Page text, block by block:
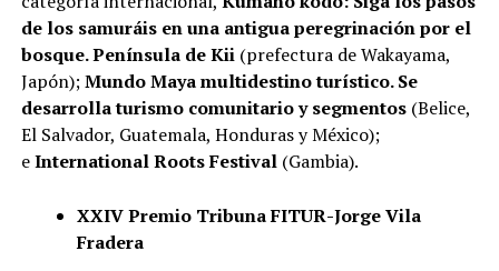
de los samuráis en una antigua peregrinación por el
bosque. Península de Kii(prefectura de Wakayama,
Japón);Mundo Maya multidestino turístico. Se
desarrolla turismo comunitario y segmentos(Belice,
El Salvador, Guatemala, Honduras y México);
eInternational Roots Festival (Gambia).
XXIVPremio Tribuna FITUR-Jorge Vila
Fradera